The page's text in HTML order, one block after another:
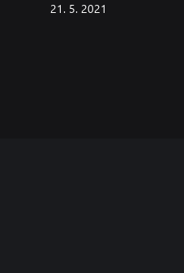
21. 5. 2021